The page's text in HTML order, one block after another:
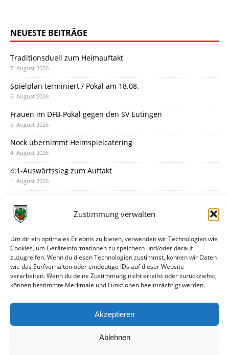
Zustimmung verwalten
Um dir ein optimales Erlebnis zu bieten, verwenden wir Technologien wie
Cookies, um Geräteinformationen zu speichern und/oder darauf
zuzugreifen. Wenn du diesen Technologien zustimmst, können wir Daten
wie das Surfverhalten oder eindeutige IDs auf dieser Website
verarbeiten. Wenn du deine Zustimmung nicht erteilst oder zurückziehst,
können bestimmte Merkmale und Funktionen beeinträchtigt werden.
Akzeptieren
Ablehnen
NEUESTE BEITRÄGE
Traditionsduell zum Heimauftakt
7. August 2026
Spielplan terminiert / Pokal am 18.08.
6. August 2026
Frauen im DFB-Pokal gegen den SV Eutingen
5. August 2026
Nock übernimmt Heimspielcatering
4. August 2026
4:1-Auswärtssieg zum Auftakt
1. August 2026
31. Juli 2026
30. Juli 2026
Deine Spielminute: 89+1
28. Juli 2026
Neuer Rückensponsor
Neue Podcast-Folge: So tickt Björn!
27. Juli 2026